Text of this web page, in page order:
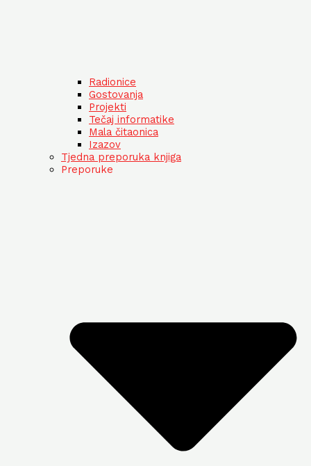
Radionice
Gostovanja
Projekti
Tečaj informatike
Mala čitaonica
Izazov
Tjedna preporuka knjiga
Preporuke